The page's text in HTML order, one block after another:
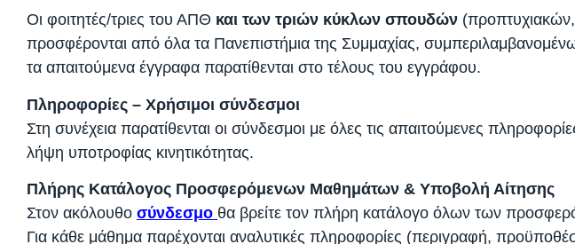
Οι φοιτητές/τριες του ΑΠΘ και των τριών κύκλων σπουδών
προσφέρονται από όλα τα Πανεπιστήμια της Συμμαχίας,
τα απαιτούμενα έγγραφα παρατίθενται στο τέλους του εγγράφου.
Πληροφορίες – Χρήσιμοι σύνδεσμοι
Στη συνέχεια παρατίθενται οι σύνδεσμοι με όλες τις απαιτούμενες
λήψη υποτροφίας κινητικότητας.
Πλήρης Κατάλογος Προσφερόμενων Μαθημάτων & Υποβολή Αίτησης
Στον ακόλουθο σύνδεσμο θα βρείτε τον πλήρη κατάλογο όλων των
Για κάθε μάθημα παρέχονται αναλυτικές πληροφορίες (περιγραφή,